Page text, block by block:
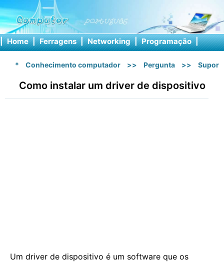
| Home | Ferragens | Networking | Programação |
* Conhecimento computador >> Pergunta >>
Como instalar um driver de dispositivo
Um driver de dispositivo é um software que os